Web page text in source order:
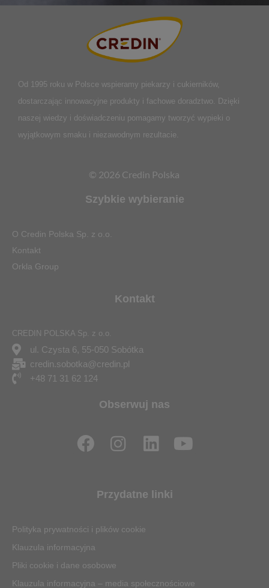
Od 1995 roku w Polsce wspieramy piekarzy i cukierników,
dostarczając innowacyjne produkty i fachowe doradztwo. Dzięki
naszej wiedzy i doświadczeniu pomagamy tworzyć wypieki o
wyjątkowym smaku i niezawodnym rezultacie.
© 2026 Credin Polska
Szybkie wybieranie
O Credin Polska Sp. z o.o.
Kontakt
Orkla Group
Kontakt
CREDIN POLSKA Sp. z o.o.
ul. Czysta 6, 55-050 Sobótka
credin.sobotka@credin.pl
+48 71 31 62 124
Obserwuj nas
F
a
o
o
k
I
n
t
g
m
L
i
k
Y
o
Przydatne linki
Polityka prywatności i plików cookie
Klauzula informacyjna
Pliki cookie i dane osobowe
Klauzula informacyjna – media społecznościowe